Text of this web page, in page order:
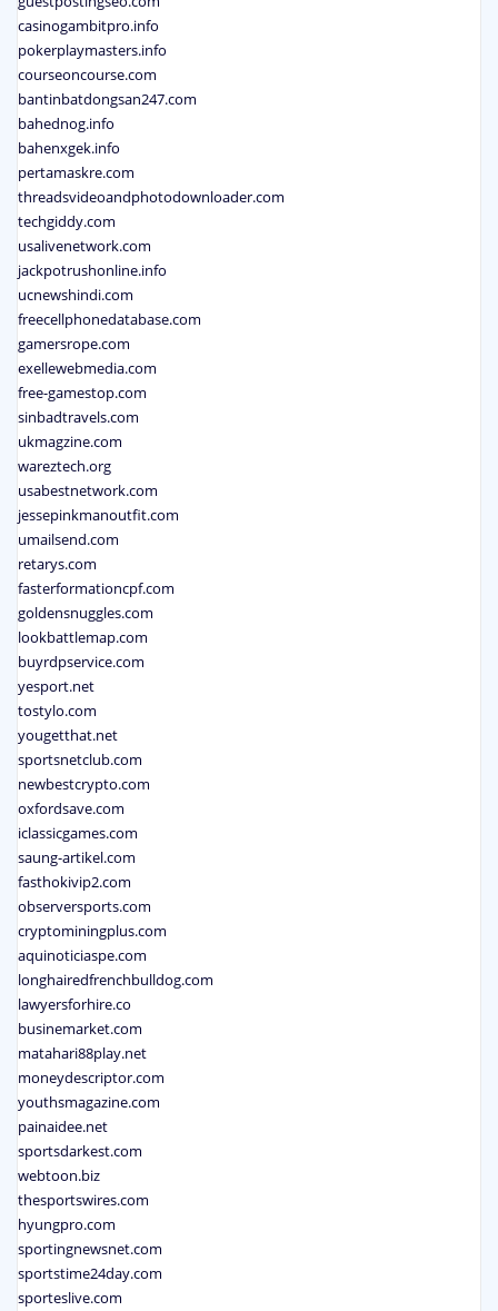
casinogambitpro.info
pokerplaymasters.info
courseoncourse.com
bantinbatdongsan247.com
bahednog.info
bahenxgek.info
pertamaskre.com
threadsvideoandphotodownloader.com
techgiddy.com
usalivenetwork.com
jackpotrushonline.info
ucnewshindi.com
freecellphonedatabase.com
gamersrope.com
exellewebmedia.com
free-gamestop.com
sinbadtravels.com
ukmagzine.com
wareztech.org
usabestnetwork.com
jessepinkmanoutfit.com
umailsend.com
retarys.com
fasterformationcpf.com
goldensnuggles.com
lookbattlemap.com
buyrdpservice.com
yesport.net
tostylo.com
yougetthat.net
sportsnetclub.com
newbestcrypto.com
oxfordsave.com
iclassicgames.com
saung-artikel.com
fasthokivip2.com
observersports.com
cryptominingplus.com
aquinoticiaspe.com
longhairedfrenchbulldog.com
lawyersforhire.co
businemarket.com
matahari88play.net
moneydescriptor.com
youthsmagazine.com
painaidee.net
sportsdarkest.com
webtoon.biz
thesportswires.com
hyungpro.com
sportingnewsnet.com
sportstime24day.com
sporteslive.com